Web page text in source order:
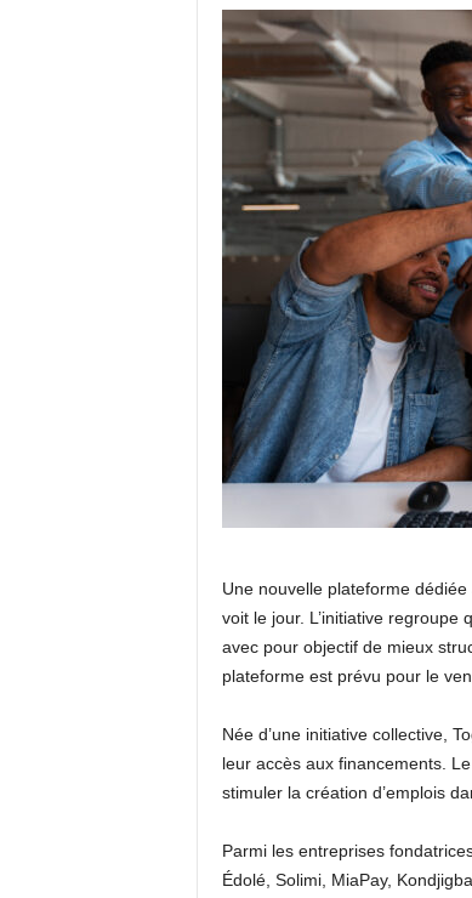
Une nouvelle plateforme
voit le jour. L’initiative regroupe
avec pour objectif de mieux
plateforme est prévu pour le
Née d’une initiative collective,
leur accès aux financements.
stimuler la création d’emplois
Parmi les entreprises
Édolé, Solimi, MiaPay,